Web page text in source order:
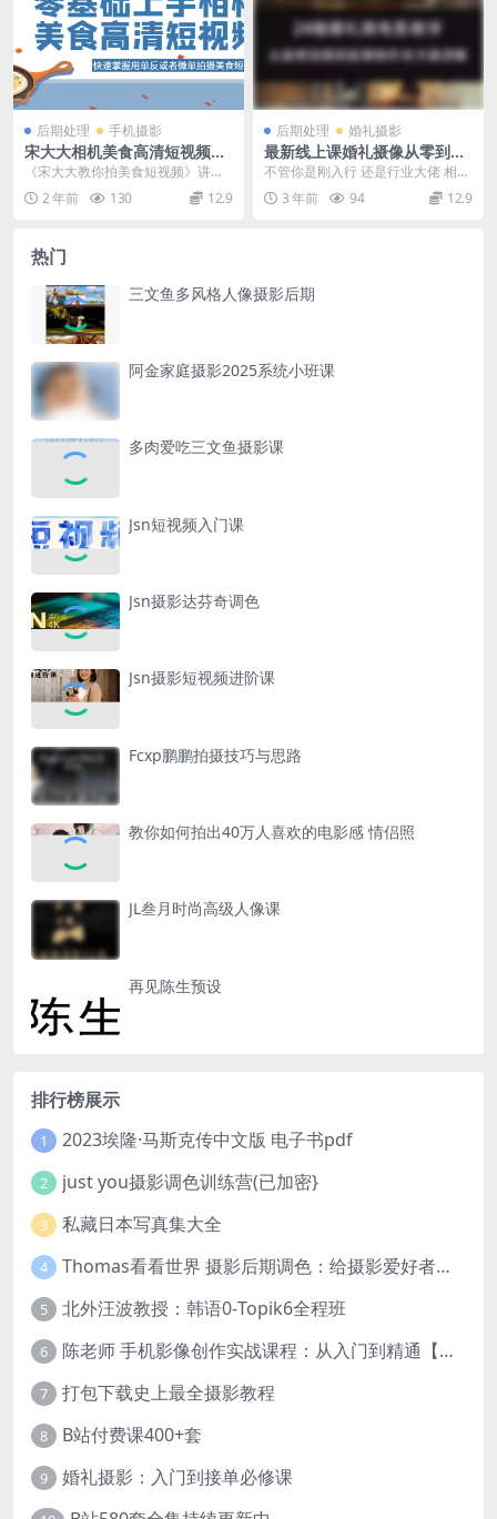
后期处理 手机摄影
宋大大相机美食高清短视频教
学
《宋大大教你拍美食短视频》讲的
非常专业 设计拍摄方方面面 推荐收
藏[mp4]
2 年前 130 12.9
后期处理 婚礼摄影
最新线上课婚礼摄像从零到一
前期拍摄团队内训大师课
不管你是刚入行 还是行业大佬 相信
本套教程对于你来说 都会有很大的
帮助 我们把学...
3 年前 94 12.9
热门
三文鱼多风格人像摄影后期
阿金家庭摄影2025系统小班课
多肉爱吃三文鱼摄影课
Jsn短视频入门课
Jsn摄影达芬奇调色
Jsn摄影短视频进阶课
Fcxp鹏鹏拍摄技巧与思路
教你如何拍出40万人喜欢的电影感 情侣照
JL叁月时尚高级人像课
再见陈生预设
排行榜展示
1 2023埃隆·马斯克传中文版 电子书pdf
2 just you摄影调色训练营(已加密}
3 私藏日本写真集大全
4 Thomas看看世界 摄影后期调色：给摄影爱好者的色彩课 网盘下载
5 北外汪波教授：韩语0-Topik6全程班
6 陈老师 手机影像创作实战课程：从入门到精通【完结】
7 打包下载史上最全摄影教程
8 B站付费课400+套
9 婚礼摄影：入门到接单必修课